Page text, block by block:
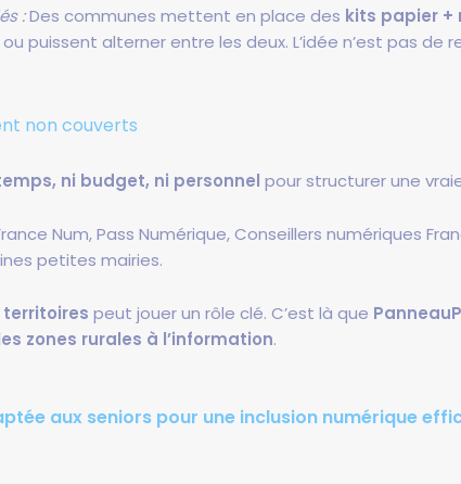
:Des communes mettent en place des kits papier +
puissent alterner entre les deux. L’idée n’est pas
non couverts
ni budget, ni personnel pour structurer une
Num, Pass Numérique, Conseillers numériques
petites mairies.
peut jouer un rôle clé. C’est là que
zones rurales à l’information.
aux seniors pour une inclusion numérique